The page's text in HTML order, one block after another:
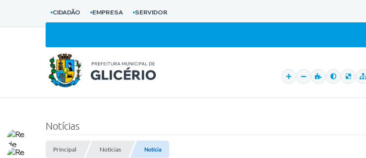
CIDADÃO EMPRESA SERVIDOR
Notícias
Principal Notícias Notícia